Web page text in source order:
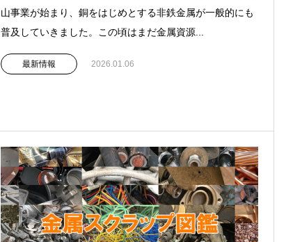
山事業が始まり、銅をはじめとする非鉄金属が一般的にも
普及していきました。この頃はまだ金属資源...
最新情報 2026.01.06